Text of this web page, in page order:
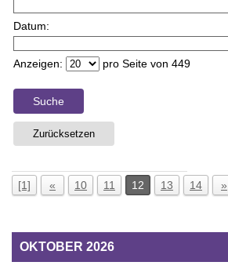
Datum:
Anzeigen: pro Seite von 449
Suche
Zurücksetzen
[1] « 10 11 12 13 14
»
OKTOBER 2026